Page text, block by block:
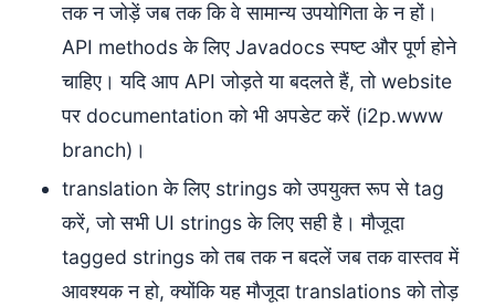
तक न जोड़ें जब तक कि वे सामान्य उपयोगिता के न हों।
API methods के लिए Javadocs स्पष्ट और पूर्ण होने
चाहिए। यदि आप API जोड़ते या बदलते हैं, तो website
पर documentation को भी अपडेट करें (i2p.www
branch)।
translation के लिए strings को उपयुक्त रूप से tag
करें, जो सभी UI strings के लिए सही है। मौजूदा
tagged strings को तब तक न बदलें जब तक वास्तव में
आवश्यक न हो, क्योंकि यह मौजूदा translations को तोड़